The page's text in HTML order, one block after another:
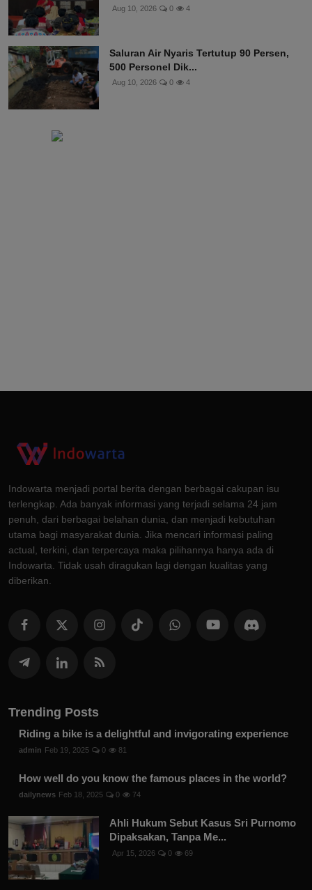
Aug 10, 2026 0 4
Saluran Air Nyaris Tertutup 90 Persen,
500 Personel Dik...
Aug 10, 2026 0 4
Indowarta menjadi portal berita dengan berbagai cakupan isu
terlengkap. Ada banyak informasi yang terjadi selama 24 jam
penuh, dari berbagai belahan dunia, dan menjadi kebutuhan
utama bagi masyarakat dunia. Jika mencari informasi paling
actual, terkini, dan terpercaya maka pilihannya hanya ada di
Indowarta. Tidak usah diragukan lagi dengan kualitas yang
diberikan.
Trending Posts
Riding a bike is a delightful and invigorating experience
admin Feb 19, 2025 0 81
How well do you know the famous places in the world?
dailynews Feb 18, 2025 0 74
Ahli Hukum Sebut Kasus Sri Purnomo
Dipaksakan, Tanpa Me...
Apr 15, 2026 0 69